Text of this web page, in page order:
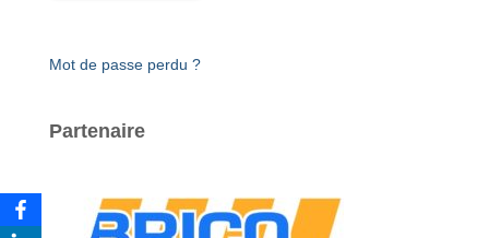
Mot de passe perdu ?
Partenaire